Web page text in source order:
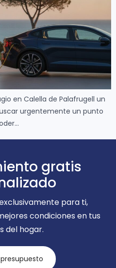
en Calella de Palafrugell un
urgentemente un punto
gratis
para ti,
condiciones en tus
del hogar.